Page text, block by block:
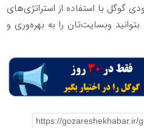
گوگل با استفاده از استراتژی‌های
وبسایت‌تان را به بهره‌وری و